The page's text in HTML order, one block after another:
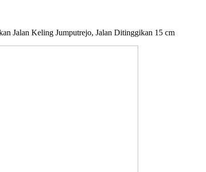
Jalan Keling Jumputrejo, Jalan Ditinggikan 15 cm